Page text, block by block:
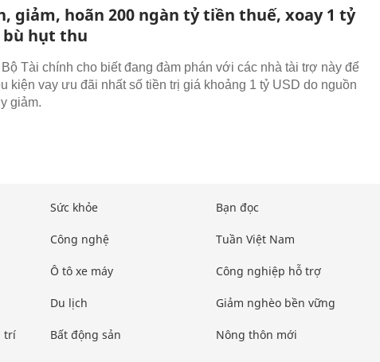
giảm, hoãn 200 ngàn tỷ tiền thuế, xoay 1 tỷ
bù hụt thu
Bộ Tài chính cho biết đang đàm phán với các nhà tài trợ này để
kiện vay ưu đãi nhất số tiền trị giá khoảng 1 tỷ USD do nguồn
giảm.
trí
Sức khỏe
Công nghệ
Ô tô xe máy
Du lịch
Bất động sản
Bạn đọc
Tuần Việt Nam
Công nghiệp hỗ trợ
Giảm nghèo bền vững
Nông thôn mới